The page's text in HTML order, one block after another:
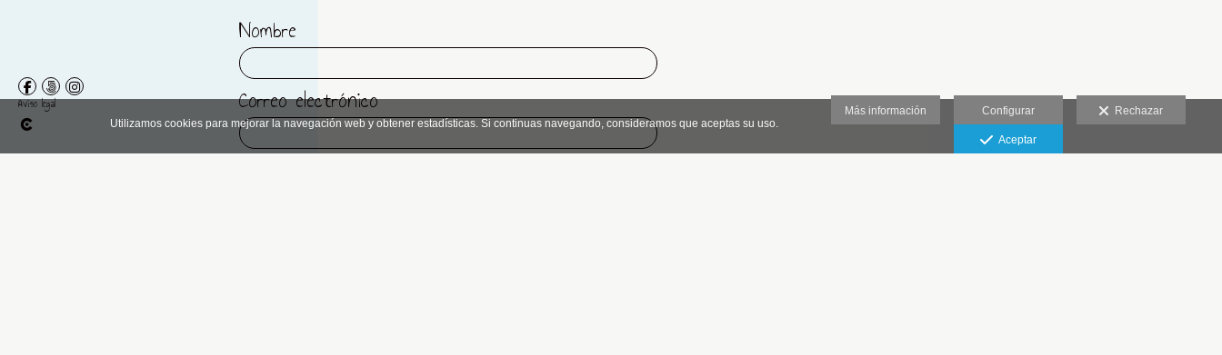
Nombre
Correo electrónico
Aviso legal
Utilizamos cookies para mejorar la navegación web y obtener estadísticas. Si continuas navegando, consideramos que aceptas su uso.
Más información Configurar Rechazar
Aceptar